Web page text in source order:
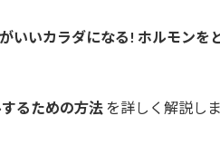
がいいカラダになる! ホルモン
るための方法を詳しく解説し